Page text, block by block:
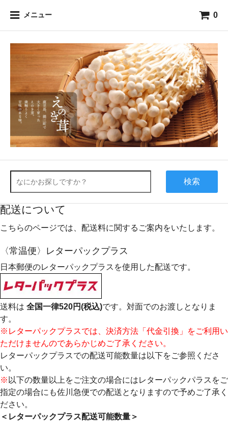
メニュー 0
検索
配送について
こちらのページでは、配送料に関するご案内をいたします。
〈常温便〉レターパックプラス
日本郵便のレターパックプラスを使用した配送です。
送料は 全国一律520円(税込)です。対面でのお渡しとなりま
す。
※レターパックプラスでは、決済方法「代金引換」をご利用い
ただけませんのであらかじめご了承ください。
レターパックプラスでの配送可能数量は以下をご参照くださ
い。
※ 以下の数量以上をご注文の場合にはレターパックパラスをご
指定の場合にも佐川急便での配送となりますので予めご了承く
ださい。
＜レターパックプラス配送可能数量＞